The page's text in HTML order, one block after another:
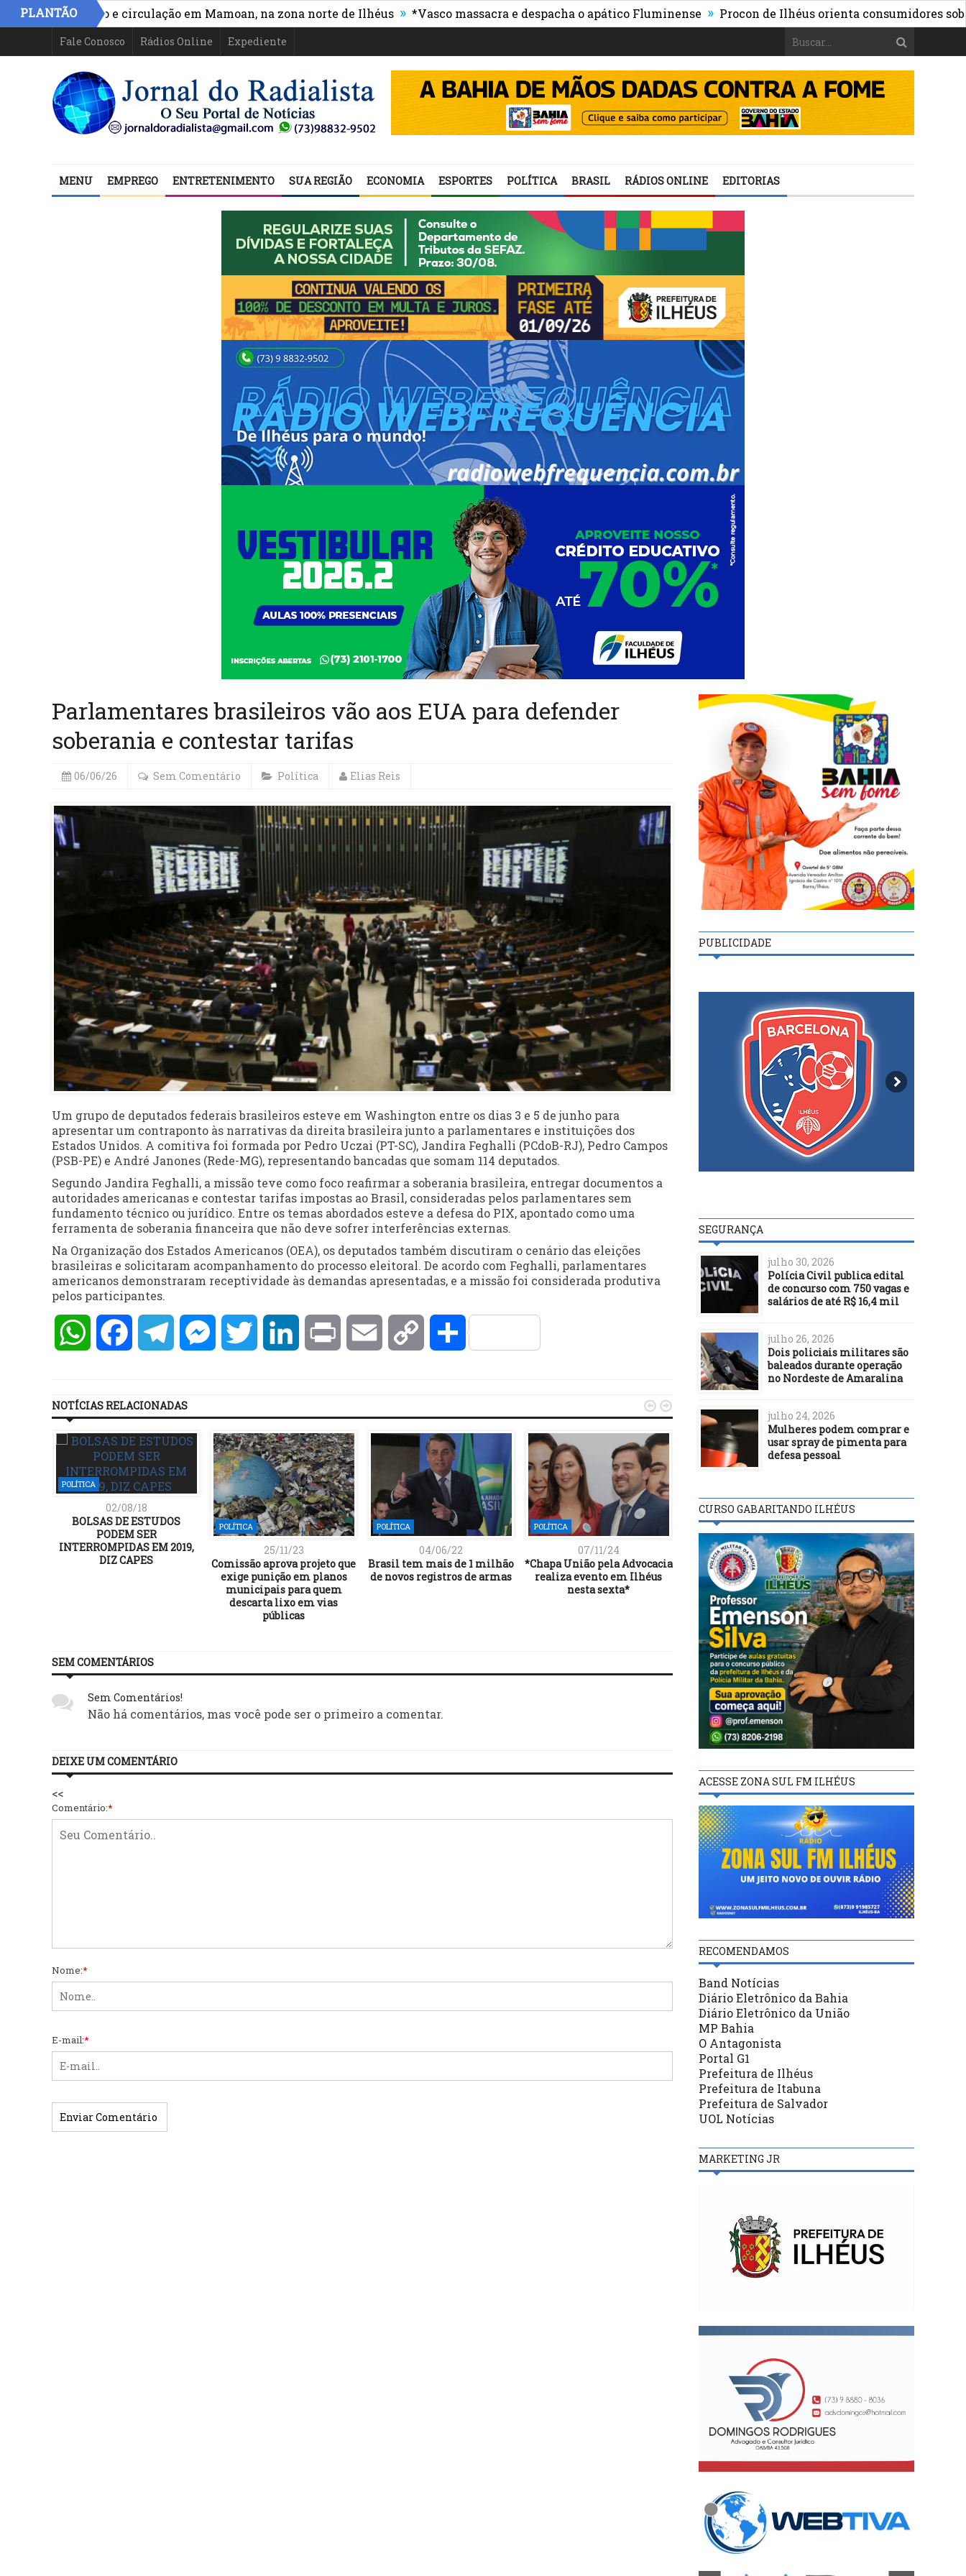
PLANTÃO
acesso e circulação em Mamoan, na zona norte de Ilhéus » *Vasco massacra e despacha o apático Fluminense » Procon de Ilhéus orienta consumidores sobre os
Fale Conosco Rádios Online Expediente
MENU EMPREGO ENTRETENIMENTO SUA REGIÃO ECONOMIA ESPORTES POLÍTICA BRASIL RÁDIOS ONLINE EDITORIAS
Parlamentares brasileiros vão aos EUA para defender
soberania e contestar tarifas
06/06/26 Sem Comentário Política Elias Reis
Um grupo de deputados federais brasileiros esteve em Washington entre os dias 3 e 5 de junho para
apresentar um contraponto às narrativas da direita brasileira junto a parlamentares e instituições dos
Estados Unidos. A comitiva foi formada por Pedro Uczai (PT-SC), Jandira Feghalli (PCdoB-RJ), Pedro Campos
(PSB-PE) e André Janones (Rede-MG), representando bancadas que somam 114 deputados.
Segundo Jandira Feghalli, a missão teve como foco reafirmar a soberania brasileira, entregar documentos a
autoridades americanas e contestar tarifas impostas ao Brasil, consideradas pelos parlamentares sem
fundamento técnico ou jurídico. Entre os temas abordados esteve a defesa do PIX, apontado como uma
ferramenta de soberania financeira que não deve sofrer interferências externas.
Na Organização dos Estados Americanos (OEA), os deputados também discutiram o cenário das eleições
brasileiras e solicitaram acompanhamento do processo eleitoral. De acordo com Feghalli, parlamentares
americanos demonstraram receptividade às demandas apresentadas, e a missão foi considerada produtiva
pelos participantes.
WhatsAppFacebookTelegramMessengerTwitter LinkedInPrint Email Copy Compartilhar
NOTÍCIAS RELACIONADAS
POLÍTICA
02/08/18
BOLSAS DE ESTUDOS
PODEM SER
INTERROMPIDAS EM 2019,
DIZ CAPES
POLÍTICA
25/11/23
Comissão aprova projeto que
exige punição em planos
municipais para quem
descarta lixo em vias
públicas
POLÍTICA
04/06/22
Brasil tem mais de 1 milhão
de novos registros de armas
POLÍTICA
07/11/24
*Chapa União pela Advocacia
realiza evento em Ilhéus
nesta sexta*
POLÍTICA
01/05/23
Ricardo Salles é favorito
para relatoria da CPI do MST;
foco será “ver quem banca” o
movimento
18/05/19
Bolsonaro
entrada de empresa
europeia no Brasil
 
SEM COMENTÁRIOS
Sem Comentários!
Não há comentários, mas você pode ser o primeiro a comentar.
DEIXE UM COMENTÁRIO
<<
Comentário:*
Nome:*
E-mail:*
PUBLICIDADE
SEGURANÇA
julho 30, 2026
Polícia Civil publica edital
de concurso com 750 vagas e
salários de até R$ 16,4 mil
julho 26, 2026
Dois policiais militares são
baleados durante operação
no Nordeste de Amaralina
julho 24, 2026
Mulheres podem comprar e
usar spray de pimenta para
defesa pessoal
CURSO GABARITANDO ILHÉUS
ACESSE ZONA SUL FM ILHÉUS
RECOMENDAMOS
Band Notícias
Diário Eletrônico da Bahia
Diário Eletrônico da União
MP Bahia
O Antagonista
Portal G1
Prefeitura de Ilhéus
Prefeitura de Itabuna
Prefeitura de Salvador
UOL Notícias
MARKETING JR